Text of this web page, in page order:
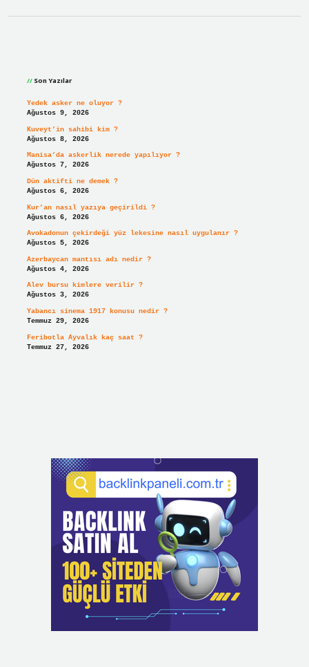
Son Yazılar
Yedek asker ne oluyor ?
Ağustos 9, 2026
Kuveyt’in sahibi kim ?
Ağustos 8, 2026
Manisa’da askerlik nerede yapılıyor ?
Ağustos 7, 2026
Dün aktifti ne demek ?
Ağustos 6, 2026
Kur’an nasıl yazıya geçirildi ?
Ağustos 6, 2026
Avokadonun çekirdeği yüz lekesine nasıl uygulanır ?
Ağustos 5, 2026
Azerbaycan mantısı adı nedir ?
Ağustos 4, 2026
Alev bursu kimlere verilir ?
Ağustos 3, 2026
Yabancı sinema 1917 konusu nedir ?
Temmuz 29, 2026
Feribotla Ayvalık kaç saat ?
Temmuz 27, 2026